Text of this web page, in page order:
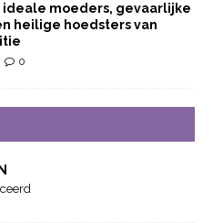
ideale moeders, gevaarlijke
heilige hoedsters van
0